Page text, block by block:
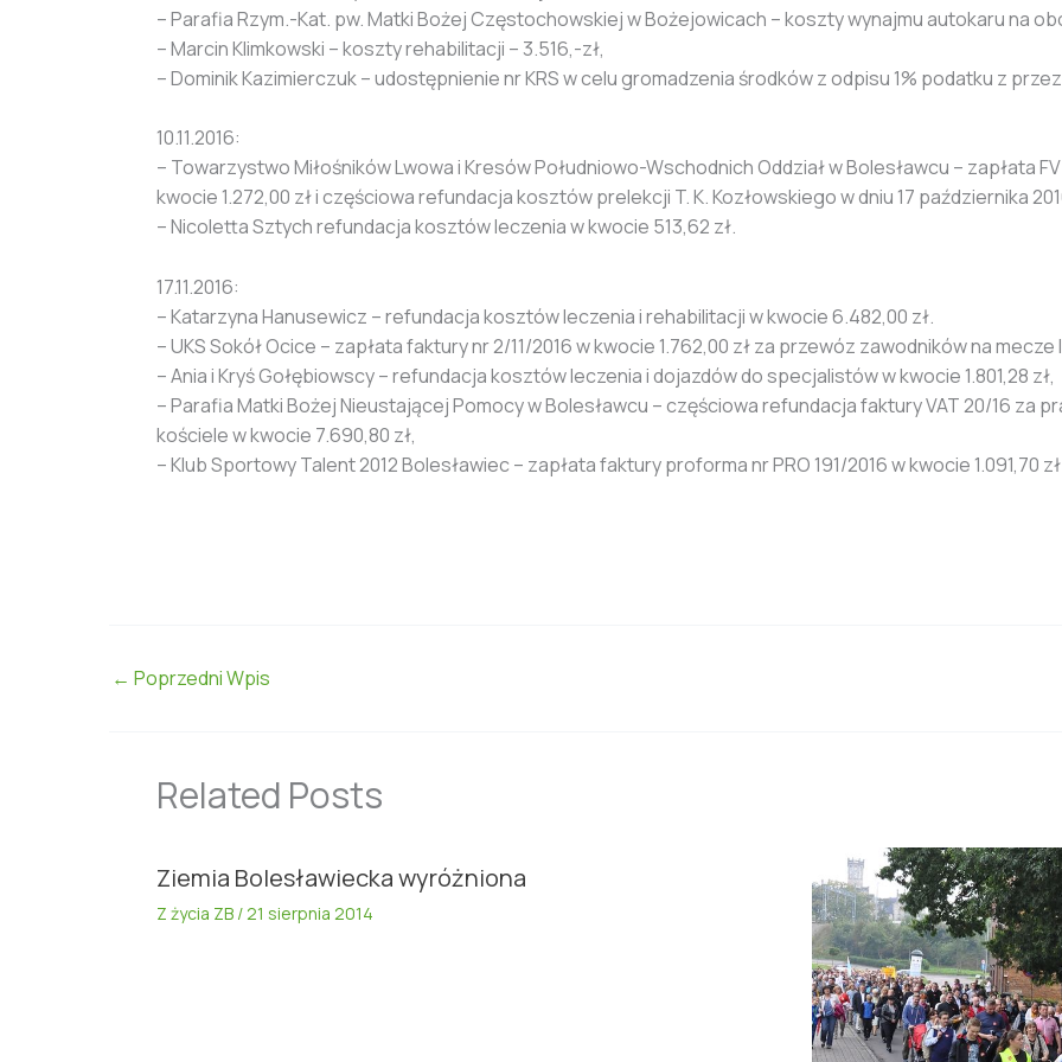
– Parafia Rzym.-Kat. pw. Matki Bożej Częstochowskiej w Bożejowicach – koszty wynajmu autokaru na
– Marcin Klimkowski – koszty rehabilitacji – 3.516,-zł,
– Dominik Kazimierczuk – udostępnienie nr KRS w celu gromadzenia środków z odpisu 1% podatku z
10.11.2016:
– Towarzystwo Miłośników Lwowa i Kresów Południowo-Wschodnich Oddział w Bolesławcu – zapłata FV
kwocie 1.272,00 zł i częściowa refundacja kosztów prelekcji T. K. Kozłowskiego w dniu 17 października
– Nicoletta Sztych refundacja kosztów leczenia w kwocie 513,62 zł.
17.11.2016:
– Katarzyna Hanusewicz – refundacja kosztów leczenia i rehabilitacji w kwocie 6.482,00 zł.
– UKS Sokół Ocice – zapłata faktury nr 2/11/2016 w kwocie 1.762,00 zł za przewóz zawodników na
– Ania i Kryś Gołębiowscy – refundacja kosztów leczenia i dojazdów do specjalistów w kwocie 1.801,28 zł,
– Parafia Matki Bożej Nieustającej Pomocy w Bolesławcu – częściowa refundacja faktury VAT 20/16 za
kościele w kwocie 7.690,80 zł,
– Klub Sportowy Talent 2012 Bolesławiec – zapłata faktury proforma nr PRO 191/2016 w kwocie 1.091,70
← Poprzedni Wpis
Related Posts
Ziemia Bolesławiecka wyróżniona
Z życia ZB /21 sierpnia 2014